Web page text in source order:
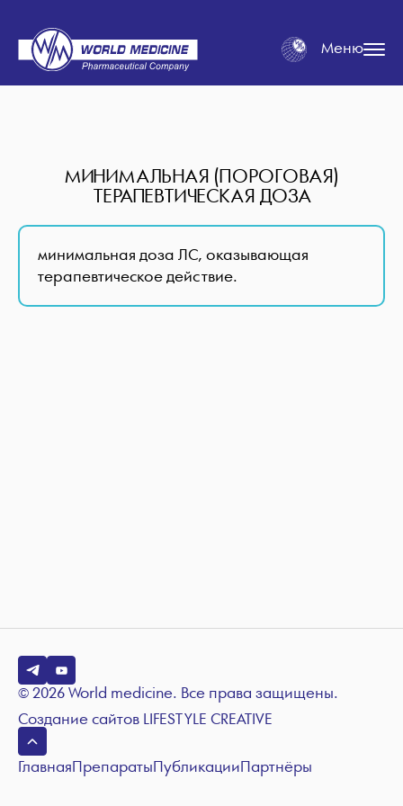
Меню
МИНИМАЛЬНАЯ (ПОРОГОВАЯ)
ТЕРАПЕВТИЧЕСКАЯ ДОЗА
минимальная доза ЛС, оказывающая
терапевтическое действие.
© 2026 World medicine. Все права защищены.
Создание сайтов LIFESTYLE CREATIVE
ГлавнаяПрепаратыПубликацииПартнёры